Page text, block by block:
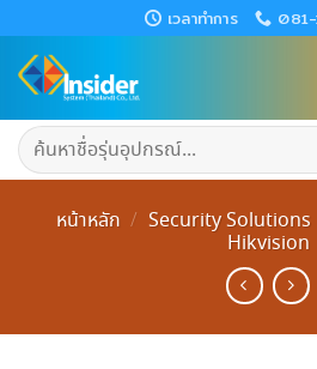
to
content
เวลาทำการ
ค้นหา:
หน้าหลัก / Security Solutions
Hikvision